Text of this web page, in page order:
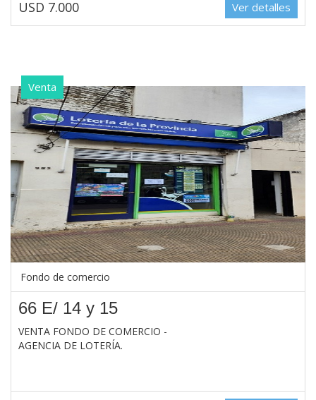
USD 7.000 Ver detalles
Venta
Fondo de comercio
66 E/ 14 y 15
VENTA FONDO DE COMERCIO -
AGENCIA DE LOTERÍA.